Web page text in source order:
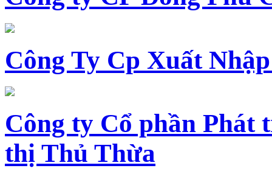
Công Ty Cp Xuất
Công ty Cổ phần Phát
thị Thủ Thừa